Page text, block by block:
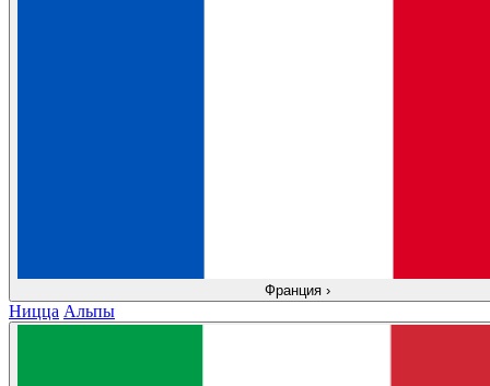
Франция ›
Ницца Альпы